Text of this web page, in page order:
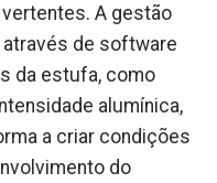
A gestão
de software
da estufa, como
alumínica,
a criar condições
do